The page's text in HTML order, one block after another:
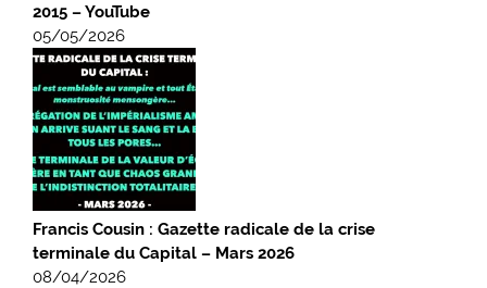
2015 – YouTube
05/05/2026
Francis Cousin : Gazette radicale de la crise
terminale du Capital – Mars 2026
08/04/2026